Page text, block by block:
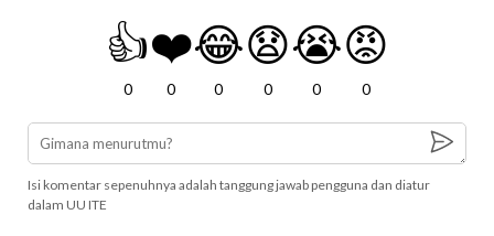
👍
0
❤️
0
😂
0
😧
0
😭
0
😡
0
Isi komentar sepenuhnya adalah tanggung jawab pengguna dan diatur
dalam UU ITE